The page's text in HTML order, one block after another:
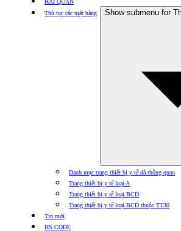
HẢI QUAN
Thủ tục các mặt hàng
Show submenu for
Danh mục trang thiết bị y tế đã thông quan
Trang thiết bị y tế loại A
Trang thiết bị y tế loại BCD
Trang thiết bị y tế loại BCD thuộc TT30
Tin mới
HS CODE